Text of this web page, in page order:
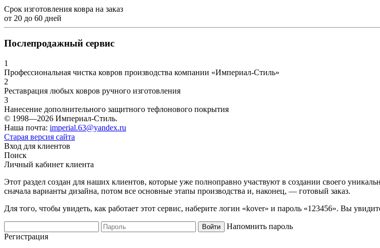
Срок изготовления ковра на заказ
от 20 до 60 дней
Послепродажный сервис
1
Профессиональная чистка ковров производства компании «Империал-Стиль»
2
Реставрация любых ковров ручного изготовления
3
Нанесение дополнительного защитного тефлонового покрытия
© 1998—2026 Империал-Стиль.
Наша почта: imperial.63@yandex.ru
Старая версия сайта
Вход для клиентов
Поиск
Личный кабинет клиента
Этот раздел создан для наших клиентов, которые уже полноправно участвуют в создании своего
сначала варианты дизайна, потом все основные этапы производства и, наконец, — готовый заказ.
Для того, чтобы увидеть, как работает этот сервис, наберите логин «kover» и пароль «123456». Вы
Напомнить пароль
Регистрация